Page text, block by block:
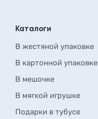
Каталоги
В жестяной упаковке
В картонной упаковке
В мешочке
В мягкой игрушке
Подарки в тубусе